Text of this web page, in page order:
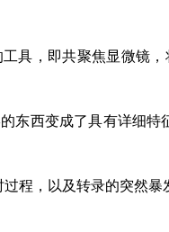
具，即共聚焦显微镜，
东西变成了具有详细特
程，以及转录的突然暴